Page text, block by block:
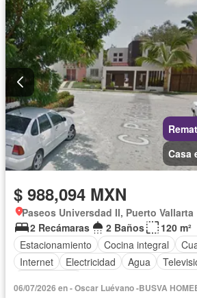
Casa
$ 988,094 MXN
Paseos Universdad II, Puerto Vallarta
2 Recámaras
2 Baños
120 m²
Estacionamiento
Cocina integral
Internet
Electricidad Agua
06/07/2026 en - Oscar Luévano -BUSVA